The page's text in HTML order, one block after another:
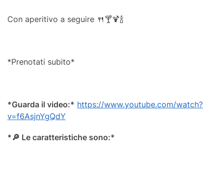
Con aperitivo a seguire 🍴🍸🍹🍾
*Prenotati subito*
*Guarda il video:* https://www.youtube.com/watch?
v=f6AsjnYgQdY
*🔎 Le caratteristiche sono:*